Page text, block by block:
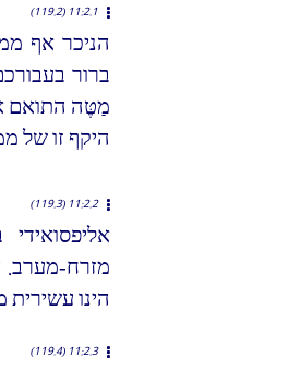
11:2.1 (119.2)
הניכר אף
ברור
מַטֶּה התואם
היקף זו של
11:2.2 (119.3)
מזרח-מערב.
הינו
11:2.3 (119.4)